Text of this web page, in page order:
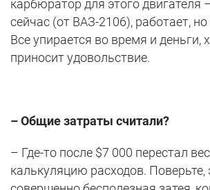
карбюратор для этого двигателя
сейчас (от ВАЗ-2106), работает,
Все упирается во время и деньги,
приносит удовольствие.
– Общие затраты считали?
– Где-то после $7 000 перестал
калькуляцию расходов. Поверьте,